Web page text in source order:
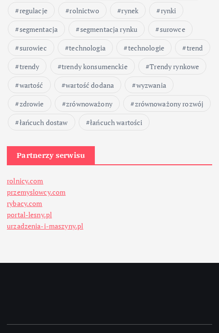
regulacje
rolnictwo rynek
rynki
segmentacja
segmentacja rynku
surowce
surowiec
technologia technologie
trend
trendy
trendy konsumenckie
Trendy rynkowe
wartość
wartość dodana
wyzwania
zdrowie
zrównoważony
zrównoważony rozwój
łańcuch dostaw
łańcuch wartości
Partnerzy serwisu
rolnicy.com
przemyslowcy.com
rybacy.com
portal-lesny.pl
urzadzenia-i-maszyny.pl